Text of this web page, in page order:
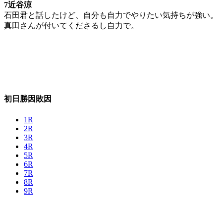
7近谷涼
石田君と話したけど、自分も自力でやりたい気持ちが強い。
真田さんが付いてくださるし自力で。
初日勝因敗因
1R
2R
3R
4R
5R
6R
7R
8R
9R